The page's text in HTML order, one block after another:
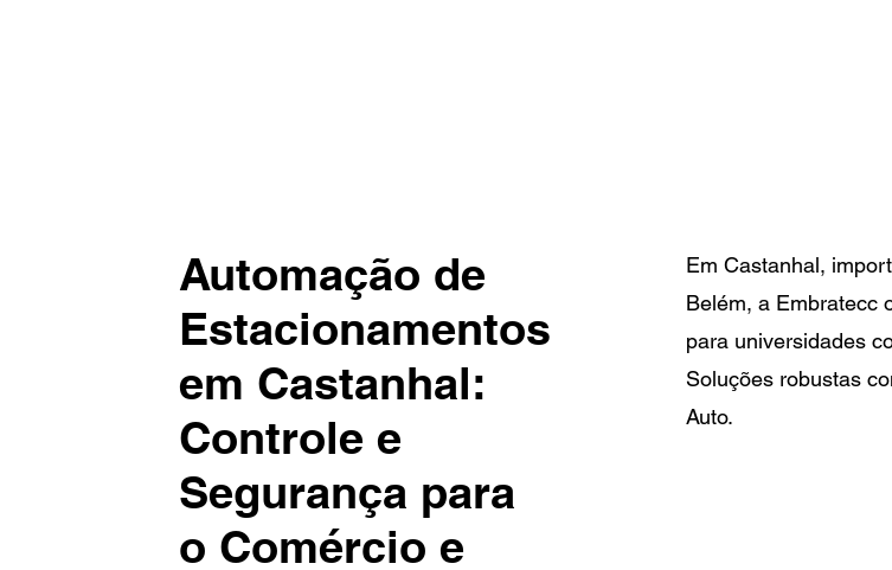
Automação de
Estacionamentos
em Castanhal:
Controle e
Segurança para
o Comércio e
Em Castanhal,
Belém, a Embratecc
para universidades
Soluções robustas
Auto.